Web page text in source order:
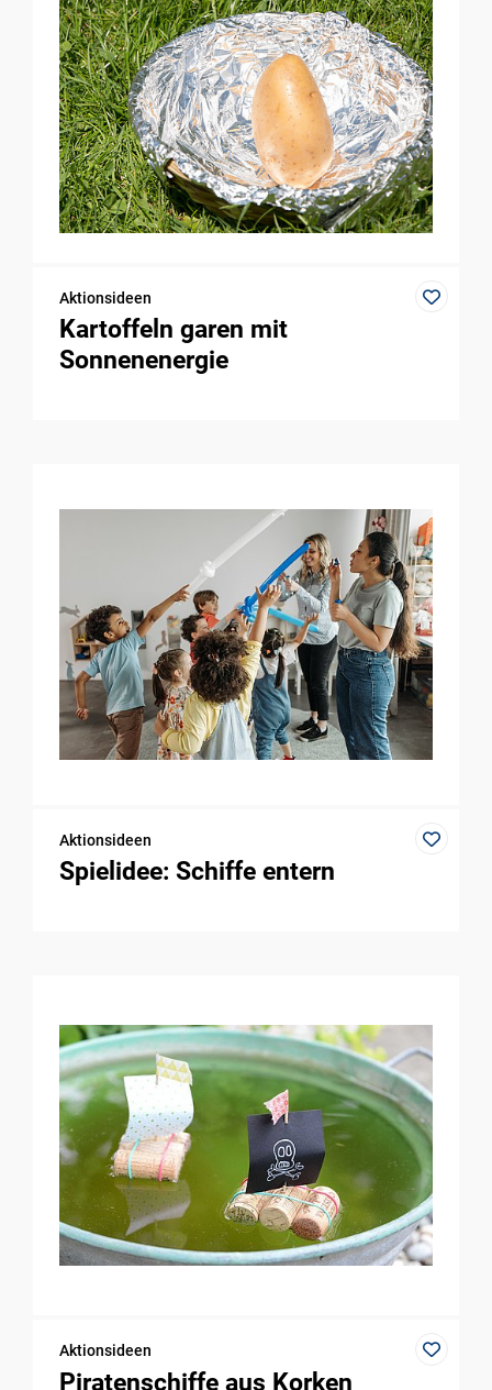
Aktionsideen
Kartoffeln garen mit
Sonnenenergie
Aktionsideen
Spielidee: Schiffe entern
Aktionsideen
Piratenschiffe aus Korken